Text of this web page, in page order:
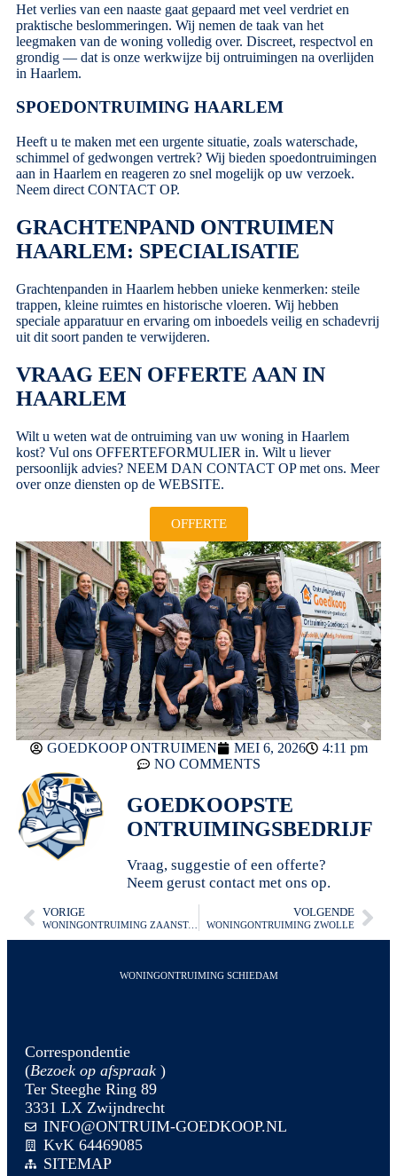
Het verlies van een naaste gaat gepaard met veel verdriet en
praktische beslommeringen. Wij nemen de taak van het
leegmaken van de woning volledig over. Discreet, respectvol en
grondig — dat is onze werkwijze bij ontruimingen na overlijden
in Haarlem.
SPOEDONTRUIMING HAARLEM
Heeft u te maken met een urgente situatie, zoals waterschade,
schimmel of gedwongen vertrek? Wij bieden spoedontruimingen
aan in Haarlem en reageren zo snel mogelijk op uw verzoek.
Neem direct CONTACT OP.
GRACHTENPAND ONTRUIMEN
HAARLEM: SPECIALISATIE
Grachtenpanden in Haarlem hebben unieke kenmerken: steile
trappen, kleine ruimtes en historische vloeren. Wij hebben
speciale apparatuur en ervaring om inboedels veilig en schadevrij
uit dit soort panden te verwijderen.
VRAAG EEN OFFERTE AAN IN
HAARLEM
Wilt u weten wat de ontruiming van uw woning in Haarlem
kost? Vul ons OFFERTEFORMULIER in. Wilt u liever
persoonlijk advies? NEEM DAN CONTACT OPmet ons. Meer
over onze diensten op de WEBSITE.
OFFERTE
GOEDKOOP ONTRUIMEN MEI 6, 2026
4:11 pm
NO COMMENTS
GOEDKOOPSTE
ONTRUIMINGSBEDRIJF
Vraag, suggestie of een offerte?
Neem gerust contact met ons op.
VORIGE
WONINGONTRUIMING ZAANSTAD
VOLGENDE
WONINGONTRUIMING ZWOLLE
WONINGONTRUIMING SCHIEDAM
Correspondentie
(Bezoek op afspraak )
Ter Steeghe Ring 89
3331 LX Zwijndrecht
INFO@ONTRUIM-GOEDKOOP.NL
KvK 64469085
SITEMAP